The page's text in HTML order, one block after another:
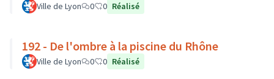
Ville de Lyon 0 0 Réalisé
192 - De l'ombre à la piscine du Rhône
Ville de Lyon 0 0 Réalisé